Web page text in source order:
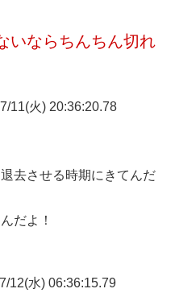
いならちんちん切れ
11(火) 20:36:20.78
去させる時期にきてんだ
だよ！
12(水) 06:36:15.79